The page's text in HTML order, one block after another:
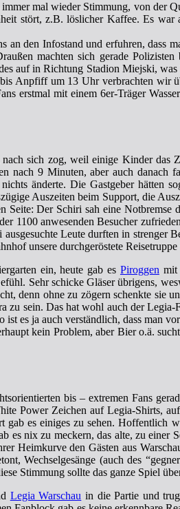
mal wieder Stimmung, von der
stört, z.B. löslicher Kaffee. Es war
an den Infostand und erfuhren, dass
machten sich gerade
auf in Richtung Stadion Miejski, was
Anpfiff um 13 Uhr verbrachten wir
erstmal mit einem 6er-Träger
sich zog, weil einige Kinder das
nach 9 Minuten, aber auch danach
änderte. Die Gastgeber hätten
Auszeiten beim Support, die
Der Schiri sah eine Notbremse
1100 anwesenden Besucher
Leute durften in strenger
unsere durchgeröstete Reisetruppe
ein, heute gab es Piroggen mit
Sehr schicke Gläser übrigens,
denn ohne zu zögern schenkte sie
sein. Das hat wohl auch der
es ja auch verständlich, dass man
kein Problem, aber Bier o.ä.
bis – extremen Fans
Power Zeichen auf Legia-Shirts,
es einiges zu sehen. Hoffentlich
es nix zu meckern, das alte, zu einer
Heimkurve den Gästen aus
(auch des
Stimmung sollte das ganze Spiel
Legia Warschau in die Partie und